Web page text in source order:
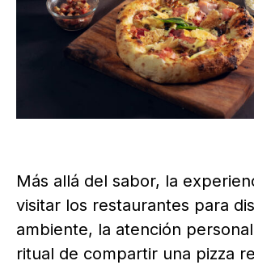
Más allá del sabor, la
visitar los restaurantes para
ambiente, la atención
ritual de compartir una pizza